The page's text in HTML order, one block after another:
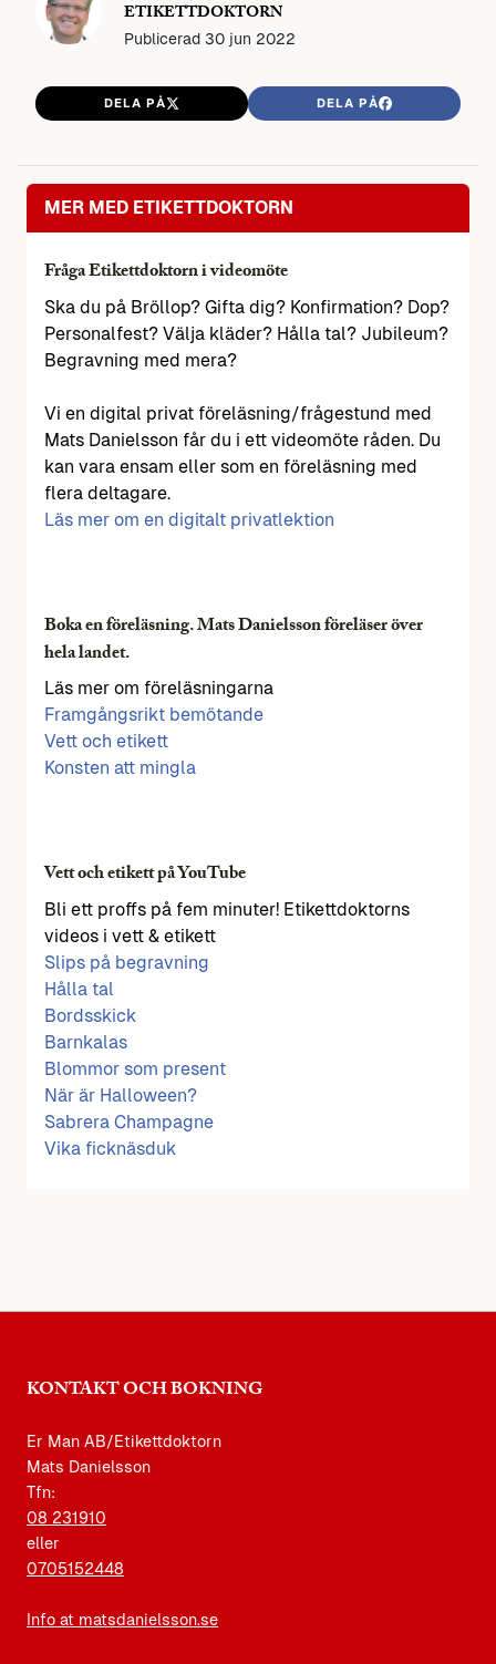
ETIKETTDOKTORN
Publicerad 30 jun 2022
DELA PÅ DELA PÅ
MER MED ETIKETTDOKTORN
Fråga Etikettdoktorn i videomöte
Ska du på Bröllop? Gifta dig? Konfirmation? Dop?
Personalfest? Välja kläder? Hålla tal? Jubileum?
Begravning med mera?
Vi en digital privat föreläsning/frågestund med
Mats Danielsson får du i ett videomöte råden. Du
kan vara ensam eller som en föreläsning med
flera deltagare.
Läs mer om en digitalt privatlektion
Boka en föreläsning. Mats Danielsson föreläser över
hela landet.
Läs mer om föreläsningarna
Framgångsrikt bemötande
Vett och etikett
Konsten att mingla
Vett och etikett på YouTube
Bli ett proffs på fem minuter! Etikettdoktorns
videos i vett & etikett
Slips på begravning
Hålla tal
Bordsskick
Barnkalas
Blommor som present
När är Halloween?
Sabrera Champagne
Vika ficknäsduk
KONTAKT OCH BOKNING
Er Man AB/Etikettdoktorn
Mats Danielsson
Tfn:
08 231910
eller
0705152448
Info at matsdanielsson.se